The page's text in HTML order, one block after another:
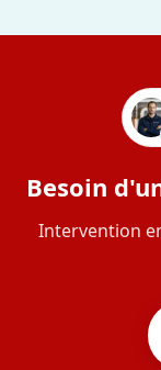
Besoin
Intervention